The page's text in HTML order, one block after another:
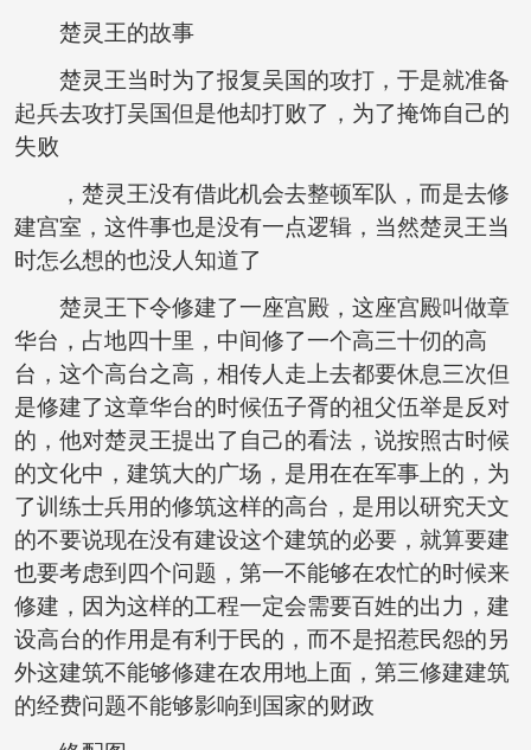
楚灵王的故事
楚灵王当时为了报复吴国的攻打，于是就准备
起兵去攻打吴国但是他却打败了，为了掩饰自己的
失败
，楚灵王没有借此机会去整顿军队，而是去修
建宫室，这件事也是没有一点逻辑，当然楚灵王当
时怎么想的也没人知道了
楚灵王下令修建了一座宫殿，这座宫殿叫做章
华台，占地四十里，中间修了一个高三十仞的高
台，这个高台之高，相传人走上去都要休息三次但
是修建了这章华台的时候伍子胥的祖父伍举是反对
的，他对楚灵王提出了自己的看法，说按照古时候
的文化中，建筑大的广场，是用在在军事上的，为
了训练士兵用的修筑这样的高台，是用以研究天文
的不要说现在没有建设这个建筑的必要，就算要建
也要考虑到四个问题，第一不能够在农忙的时候来
修建，因为这样的工程一定会需要百姓的出力，建
设高台的作用是有利于民的，而不是招惹民怨的另
外这建筑不能够修建在农用地上面，第三修建建筑
的经费问题不能够影响到国家的财政